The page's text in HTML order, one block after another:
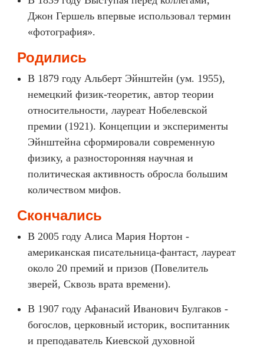
Джон Гершель впервые использовал термин
«фотография».
Родились
В 1879 году Альберт Эйнштейн (ум. 1955),
немецкий физик-теоретик, автор теории
относительности, лауреат Нобелевской
премии (1921). Концепции и эксперименты
Эйнштейна сформировали современную
физику, а разносторонняя научная и
политическая активность обросла большим
количеством мифов.
Скончались
В 2005 году Алиса Мария Нортон -
американская писательница-фантаст, лауреат
около 20 премий и призов (Повелитель
зверей, Сквозь врата времени).
В 1907 году Афанасий Иванович Булгаков -
богослов, церковный историк, воспитанник
и преподаватель Киевской духовной